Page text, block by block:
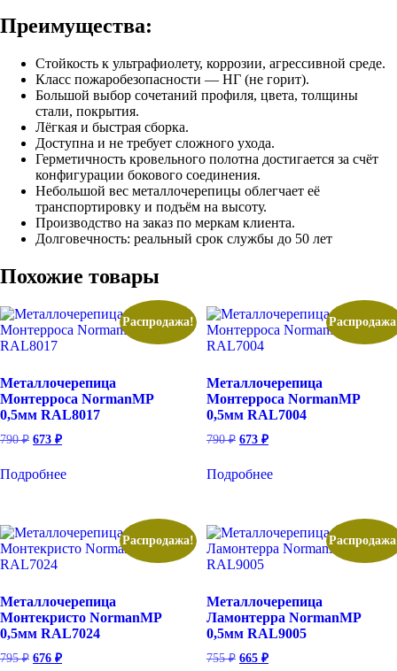
Преимущества:
Стойкость к ультрафиолету, коррозии, агрессивной среде.
Класс пожаробезопасности — НГ (не горит).
Большой выбор сочетаний профиля, цвета, толщины
стали, покрытия.
Лёгкая и быстрая сборка.
Доступна и не требует сложного ухода.
Герметичность кровельного полотна достигается за счёт
конфигурации бокового соединения.
Небольшой вес металлочерепицы облегчает её
транспортировку и подъём на высоту.
Производство на заказ по меркам клиента.
Долговечность: реальный срок службы до 50 лет
Похожие товары
Распродажа!
Металлочерепица
Монтерроса NormanMP
0,5мм RAL8017
790₽ Первоначальная
цена
790 ₽.
673 ₽Текущая
цена:
Подробнее
Металлочерепица
Монтерроса NormanMP
0,5мм RAL7004
790₽ Первоначальная
цена
790 ₽.
673 ₽Текущая
цена:
Подробнее
Распродажа!
Металлочерепица
Монтекристо NormanMP
0,5мм RAL7024
795₽ Первоначальная
676 ₽Текущая
Металлочерепица
Ламонтерра NormanMP
0,5мм RAL9005
755₽ Первоначальная
665 ₽Текущая